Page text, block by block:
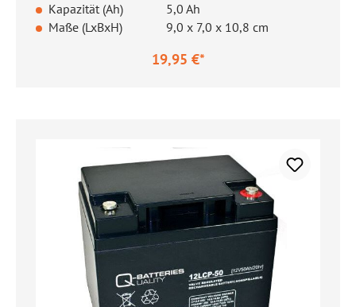
Kapazität (Ah)
5,0 Ah
Maße (LxBxH)
9,0 x 7,0 x 10,8 cm
19,95 €*